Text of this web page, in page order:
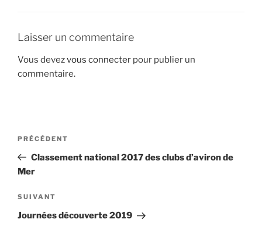
Laisser un commentaire
Vous devezvous connecter pour publier un
commentaire.
Navigation
l’article
Article
précédent
PRÉCÉDENT
Classement national 2017 des clubs d’aviron de
Mer
Article
suivant
SUIVANT
Journées découverte 2019